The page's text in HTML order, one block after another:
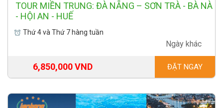
TOUR MIỀN TRUNG: ĐÀ NẴNG – SƠN TRÀ - BÀ NÀ
- HỘI AN - HUẾ
Thứ 4 và Thứ 7 hàng tuần
Ngày khác
6,850,000 VND ĐẶT NGAY